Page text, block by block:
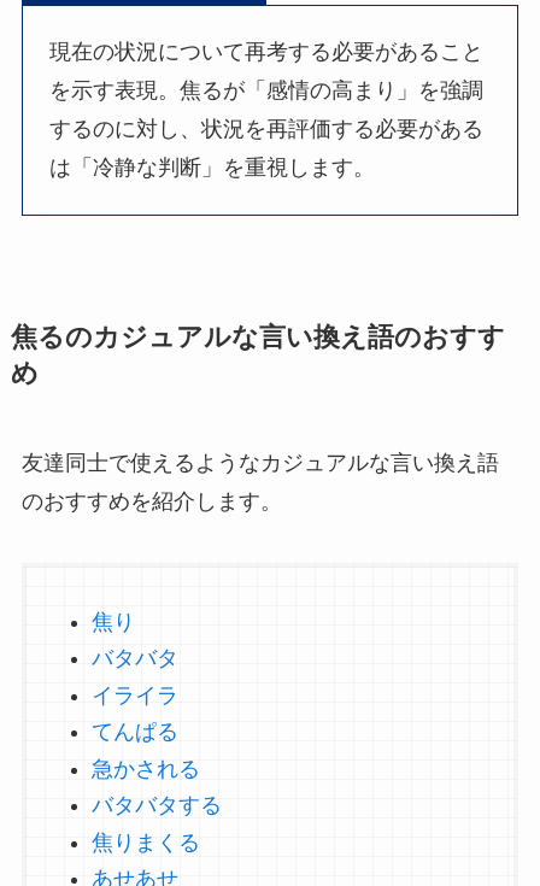
現在の状況について再考する必要があること
を示す表現。焦るが「感情の高まり」を強調
するのに対し、状況を再評価する必要がある
は「冷静な判断」を重視します。
焦るのカジュアルな言い換え語のおすす
め
友達同士で使えるようなカジュアルな言い換え語
のおすすめを紹介します。
焦り
バタバタ
イライラ
てんぱる
急かされる
バタバタする
焦りまくる
あせあせ